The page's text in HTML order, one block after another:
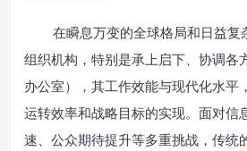
在瞬息万变的全球格局和日益复
组织机构，特别是承上启下、协调各
办公室），其工作效能与现代化水平
运转效率和战略目标的实现。面对信
速、公众期待提升等多重挑战，传统